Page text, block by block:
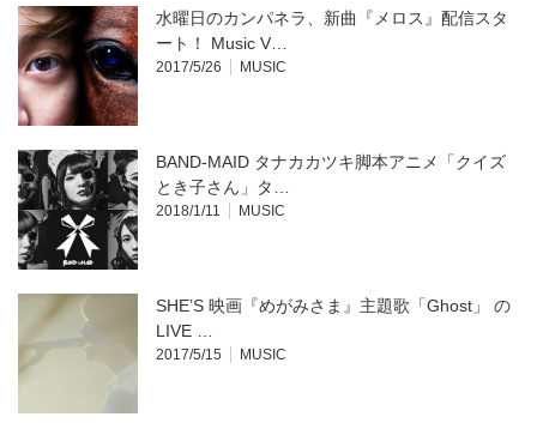
水曜日のカンパネラ、新曲『メロス』配信スタ
ート！ Music V…
2017/5/26 MUSIC
BAND-MAID タナカカツキ脚本アニメ「クイズ
とき子さん」タ…
2018/1/11 MUSIC
SHE’S 映画『めがみさま』主題歌「Ghost」 の
LIVE …
2017/5/15 MUSIC